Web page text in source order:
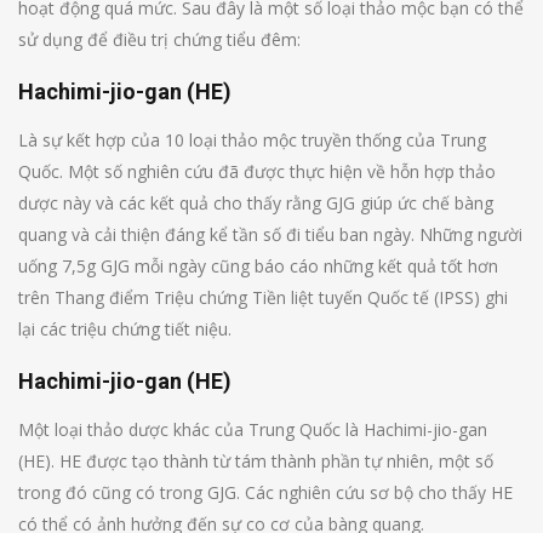
hoạt động quá mức. Sau đây là một số loại thảo mộc bạn có thể
sử dụng để điều trị chứng tiểu đêm:
Hachimi-jio-gan (HE)
Là sự kết hợp của 10 loại thảo mộc truyền thống của Trung
Quốc. Một số nghiên cứu đã được thực hiện về hỗn hợp thảo
dược này và các kết quả cho thấy rằng GJG giúp ức chế bàng
quang và cải thiện đáng kể tần số đi tiểu ban ngày. Những người
uống 7,5g GJG mỗi ngày cũng báo cáo những kết quả tốt hơn
trên Thang điểm Triệu chứng Tiền liệt tuyến Quốc tế (IPSS) ghi
lại các triệu chứng tiết niệu.
Hachimi-jio-gan (HE)
Một loại thảo dược khác của Trung Quốc là Hachimi-jio-gan
(HE). HE được tạo thành từ tám thành phần tự nhiên, một số
trong đó cũng có trong GJG. Các nghiên cứu sơ bộ cho thấy HE
có thể có ảnh hưởng đến sự co cơ của bàng quang.